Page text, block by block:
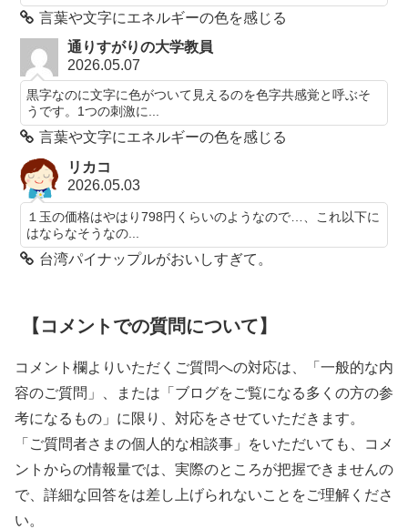
言葉や文字にエネルギーの色を感じる
通りすがりの大学教員
2026.05.07
黒字なのに文字に色がついて見えるのを色字共感覚と呼ぶそ
うです。1つの刺激に...
言葉や文字にエネルギーの色を感じる
リカコ
2026.05.03
１玉の価格はやはり798円くらいのようなので…、これ以下に
はならなそうなの...
台湾パイナップルがおいしすぎて。
【コメントでの質問について】
コメント欄よりいただくご質問への対応は、「一般的な内
容のご質問」、または「ブログをご覧になる多くの方の参
考になるもの」に限り、対応をさせていただきます。
「ご質問者さまの個人的な相談事」をいただいても、コメ
ントからの情報量では、実際のところが把握できませんの
で、詳細な回答をは差し上げられないことをご理解くださ
い。